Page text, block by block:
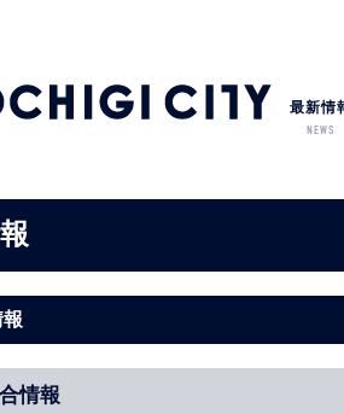
最新情
NEWS
情報